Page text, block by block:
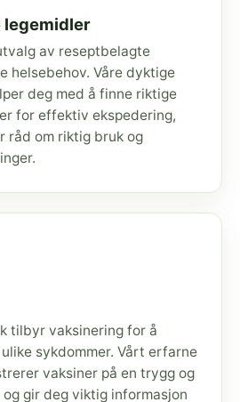
legemidler
av reseptbelagte
helsebehov. Våre dyktige
deg med å finne riktige
for effektiv ekspedering,
råd om riktig bruk og
tilbyr vaksinering for å
sykdommer. Vårt erfarne
vaksiner på en trygg og
gir deg viktig informasjon